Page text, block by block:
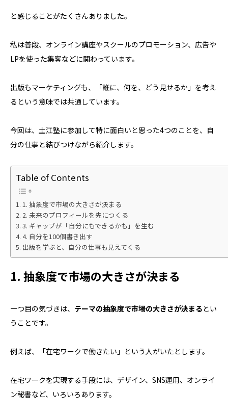
と感じることがたくさんありました。
私は普段、オンライン講座やスクールのプロモーション、広告や
LPを使った集客などに関わっています。
出版もマーケティングも、「誰に、何を、どう見せるか」を考え
るという意味では共通しています。
今回は、土江塾に参加して特に面白いと思った4つのことを、自
分の仕事と結びつけながら紹介します。
Table of Contents
1. 抽象度で市場の大きさが決まる
2. 未来のプロフィールを先につくる
3. ギャップが「自分にもできるかも」を生む
4. 自分を100個書き出す
出版を学ぶと、自分の仕事も見えてくる
1. 抽象度で市場の大きさが決まる
一つ目の気づきは、 テーマの抽象度で市場の大きさが決まるとい
うことです。
例えば、「在宅ワークで働きたい」という人がいたとします。
在宅ワークを実現する手段には、デザイン、SNS運用、オンライ
ン秘書など、いろいろあります。